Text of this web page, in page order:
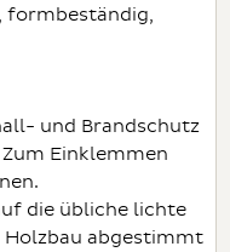
formbeständig,
und Brandschutz
Einklemmen
die übliche lichte
abgestimmt